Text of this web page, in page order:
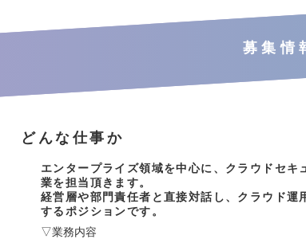
募集情
どんな仕事か
エンタープライズ領域を中心に、クラウドセ
業を担当頂きます。
経営層や部門責任者と直接対話し、クラウド運
するポジションです。
▽業務内容